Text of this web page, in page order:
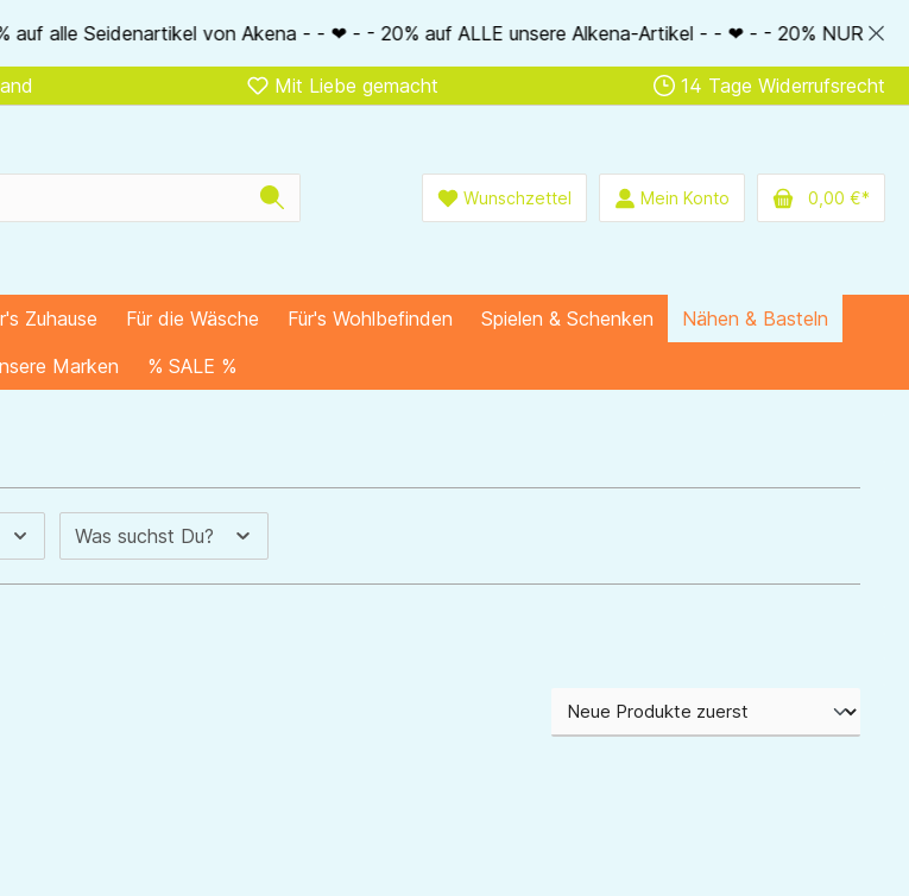
von Akena - - ❤ - - 20% auf ALLE unsere Alkena-Artikel - - ❤ - - 20% NUR MIT
Mit Liebe gemacht 14 Tage Widerrufsrecht
Wunschzettel Mein Konto 0,00 €*
Zuhause Für die Wäsche Für's Wohlbefinden Spielen & Schenken
Nähen & Basteln
Marken
% SALE %
Was suchst Du?